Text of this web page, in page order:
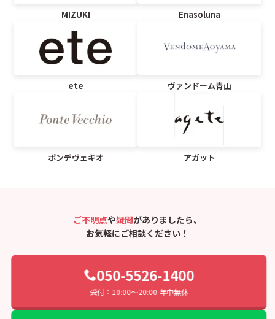
MIZUKI Enasoluna
ete ヴァンドーム青山
ポンデヴェキオ アガット
ご不明点や疑問がありましたら、
お気軽にご相談ください！
050-5526-1400
受付：10:00〜20:00 年中無休